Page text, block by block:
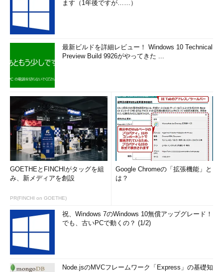
ます（1年後ですが……）
最新ビルドを詳細レビュー！ Windows 10 Technical
Preview Build 9926がやってきた ...
GOETHEとFINCHIがタッグを組
み、新メディアを創設
PR(FINCHI on GOETHE)
Google Chromeの「拡張機能」と
は？
祝、Windows 7のWindows 10無償アップグレード！
でも、古いPCで動くの？ (1/2)
Node.jsのMVCフレームワーク「Express」の基礎知